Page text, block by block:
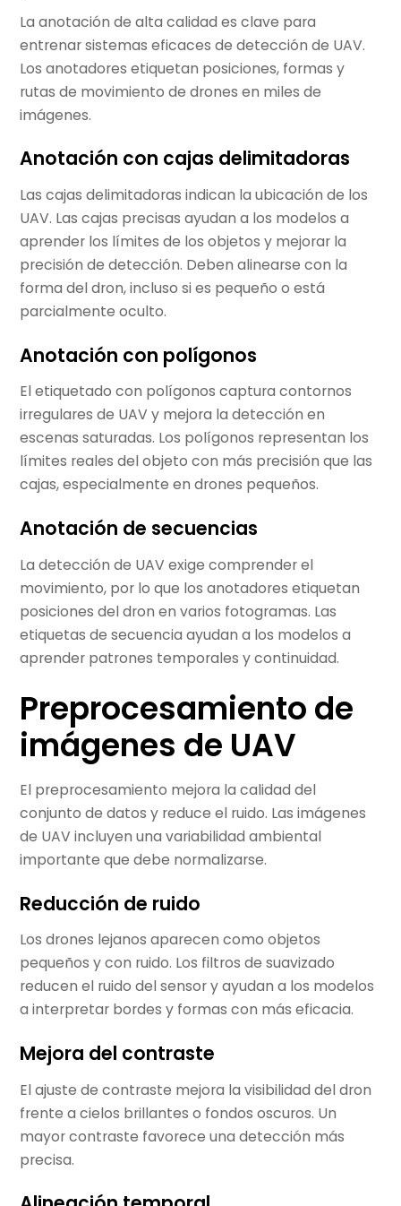
La anotación de alta calidad es clave para
entrenar sistemas eficaces de detección de UAV.
Los anotadores etiquetan posiciones, formas y
rutas de movimiento de drones en miles de
imágenes.
Anotación con cajas delimitadoras
Las cajas delimitadoras indican la ubicación de los
UAV. Las cajas precisas ayudan a los modelos a
aprender los límites de los objetos y mejorar la
precisión de detección. Deben alinearse con la
forma del dron, incluso si es pequeño o está
parcialmente oculto.
Anotación con polígonos
El etiquetado con polígonos captura contornos
irregulares de UAV y mejora la detección en
escenas saturadas. Los polígonos representan los
límites reales del objeto con más precisión que las
cajas, especialmente en drones pequeños.
Anotación de secuencias
La detección de UAV exige comprender el
movimiento, por lo que los anotadores etiquetan
posiciones del dron en varios fotogramas. Las
etiquetas de secuencia ayudan a los modelos a
aprender patrones temporales y continuidad.
Preprocesamiento de
imágenes de UAV
El preprocesamiento mejora la calidad del
conjunto de datos y reduce el ruido. Las imágenes
de UAV incluyen una variabilidad ambiental
importante que debe normalizarse.
Reducción de ruido
Los drones lejanos aparecen como objetos
pequeños y con ruido. Los filtros de suavizado
reducen el ruido del sensor y ayudan a los modelos
a interpretar bordes y formas con más eficacia.
Mejora del contraste
El ajuste de contraste mejora la visibilidad del dron
frente a cielos brillantes o fondos oscuros. Un
mayor contraste favorece una detección más
precisa.